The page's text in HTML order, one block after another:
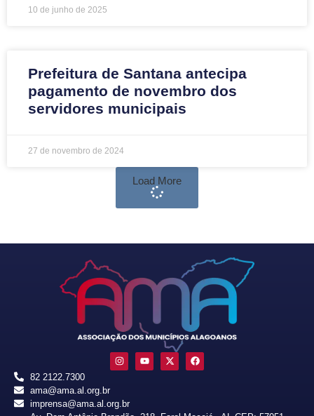
10 de junho de 2025
Prefeitura de Santana antecipa
pagamento de novembro dos
servidores municipais
27 de novembro de 2024
Load More
82 2122.7300
ama@ama.al.org.br
imprensa@ama.al.org.br